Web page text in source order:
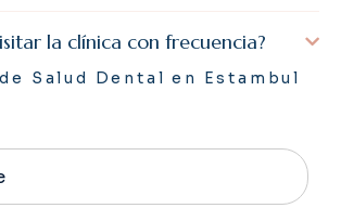
la clínica con frecuencia?
Salud Dental en Estambul